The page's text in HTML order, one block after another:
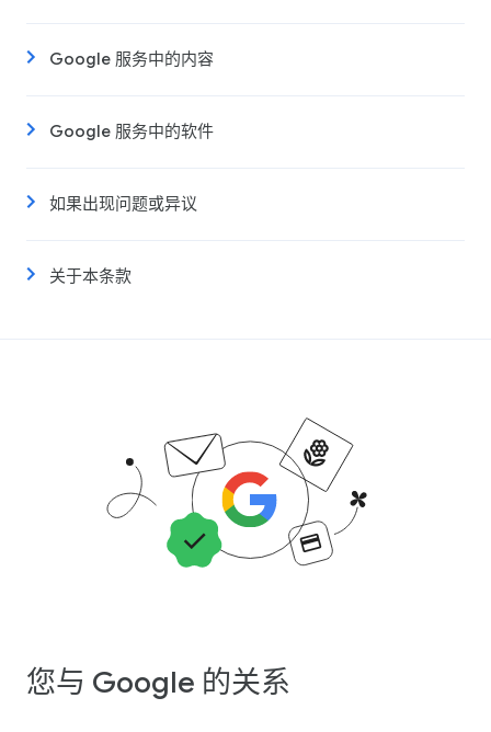
Google 服务中的内容
Google 服务中的软件
如果出现问题或异议
关于本条款
您与 Google 的关系